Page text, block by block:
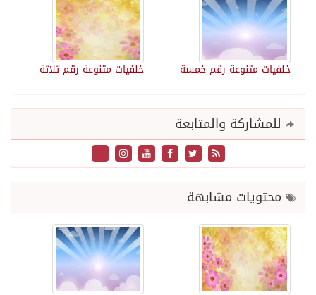
خلفيات متنوعة رقم ثلاثة خلفيات متنوعة رقم خمسة
للمشاركة والمتابعة
محتويات مشابهة